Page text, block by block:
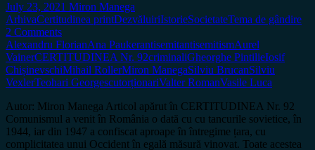
July 23, 2021 Miron Manega
ArhivaCertitudinea printDezvăluiriIstorieSocietateTema de gândire
2 Comments
Alexandru FlorianAna PaukerantisemitantisemitismAurel
VainerCERTITUDINEA Nr. 92criminaliGheorghe PintilieIosif
ChișinevschiMihail RollerMiron ManegaSilviu BrucanSilviu
VexlerTeohari GeorgescutorționariValter RomanVasile Luca
Autor: Miron Manega Articol apărut în CERTITUDINEA Nr. 92
Comunismul a venit în România o dată cu cu tancurile sovietice, în
1944, iar din 1947 a confiscat aproape în întregime țara, cu
complicitatea unui Occident în egală măsură vinovat. Toate acestea